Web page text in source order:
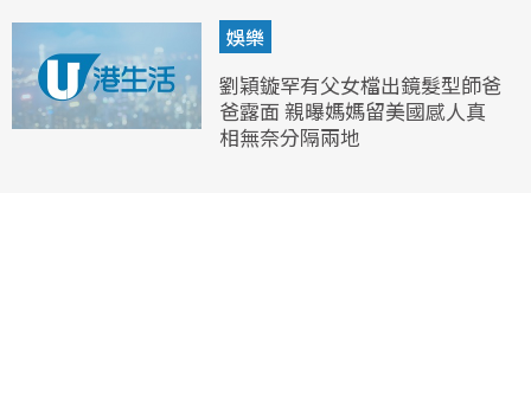
娛樂
劉穎鏇罕有父女檔出鏡髮型師爸
爸露面 親曝媽媽留美國感人真
相無奈分隔兩地